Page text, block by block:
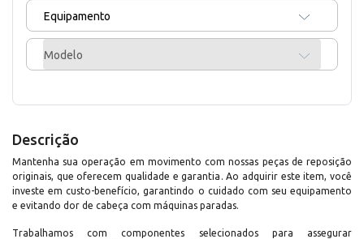
Equipamento
Modelo
Descrição
Mantenha sua operação em movimento com nossas peças de reposição
originais, que oferecem qualidade e garantia. Ao adquirir este item, você
investe em custo-benefício, garantindo o cuidado com seu equipamento
e evitando dor de cabeça com máquinas paradas.
Trabalhamos com componentes selecionados para assegurar